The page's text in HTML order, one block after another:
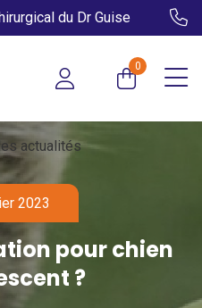
du Dr Guise
0
actualités
2023
pour chien
?